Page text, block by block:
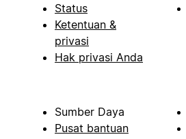
Status
Ketentuan &
privasi
Hak privasi Anda
Sumber Daya
Pusat bantuan